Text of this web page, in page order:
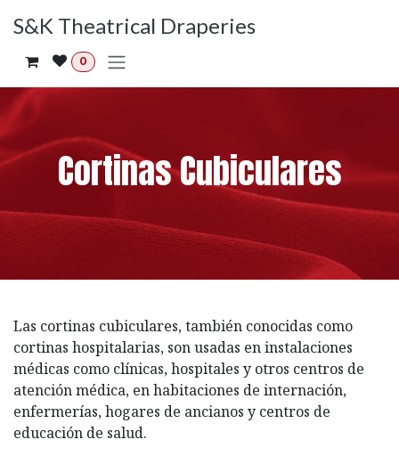
S&K Theatrical Draperies
0
Cortinas Cubiculares
Las cortinas cubiculares, también conocidas como
cortinas hospitalarias, son usadas en instalaciones
médicas como clínicas, hospitales y otros centros de
atención médica, en habitaciones de internación,
enfermerías, hogares de ancianos y centros de
educación de salud.